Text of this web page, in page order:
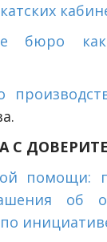
бюро
С
помощи:
об